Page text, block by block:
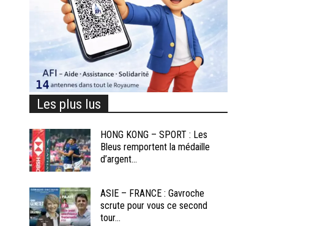
Les plus lus
HONG KONG – SPORT : Les
Bleus remportent la médaille
d’argent...
ASIE – FRANCE : Gavroche
scrute pour vous ce second
tour...